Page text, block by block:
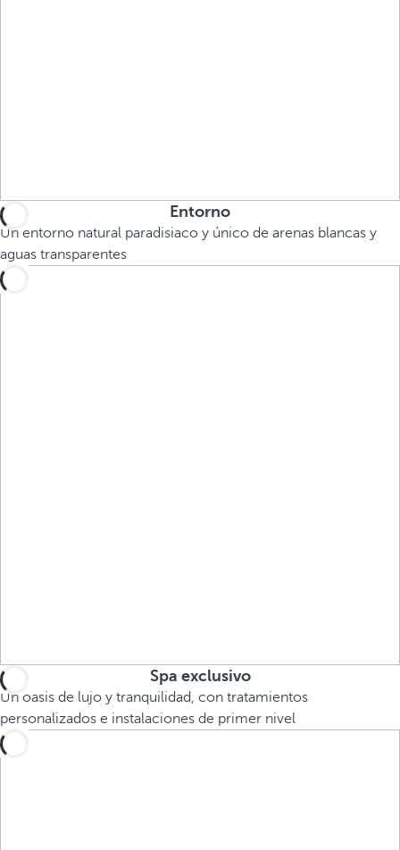
Entorno
Un entorno natural paradisiaco y único de arenas blancas y
aguas transparentes
Spa exclusivo
Un oasis de lujo y tranquilidad, con tratamientos
personalizados e instalaciones de primer nivel